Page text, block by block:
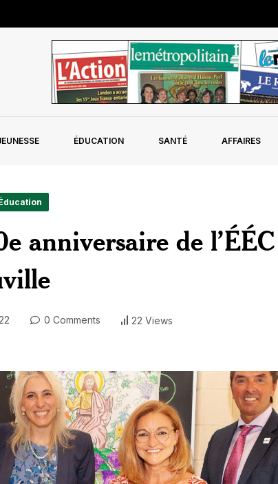
ÉDUCATION SANTÉ AFFAIRES
anniversaire de
0 Comments 22 Views